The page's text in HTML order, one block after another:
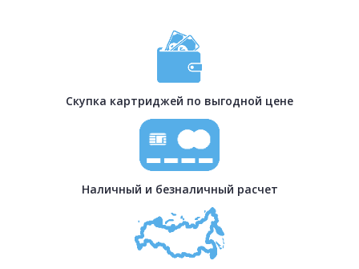
Скупка картриджей по выгодной цене
Наличный и безналичный расчет